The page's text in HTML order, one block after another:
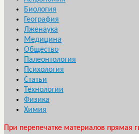
Биология
География
Лженаука
Медицина
Общество
Палеонтология
Психология
Статьи
Технологии
Физика
Химия
При перепечатке материалов прямая